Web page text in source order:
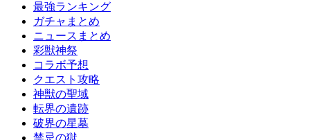
最強ランキング
ガチャまとめ
ニュースまとめ
彩獣神祭
コラボ予想
クエスト攻略
神獣の聖域
転界の遺跡
破界の星墓
禁忌の獄